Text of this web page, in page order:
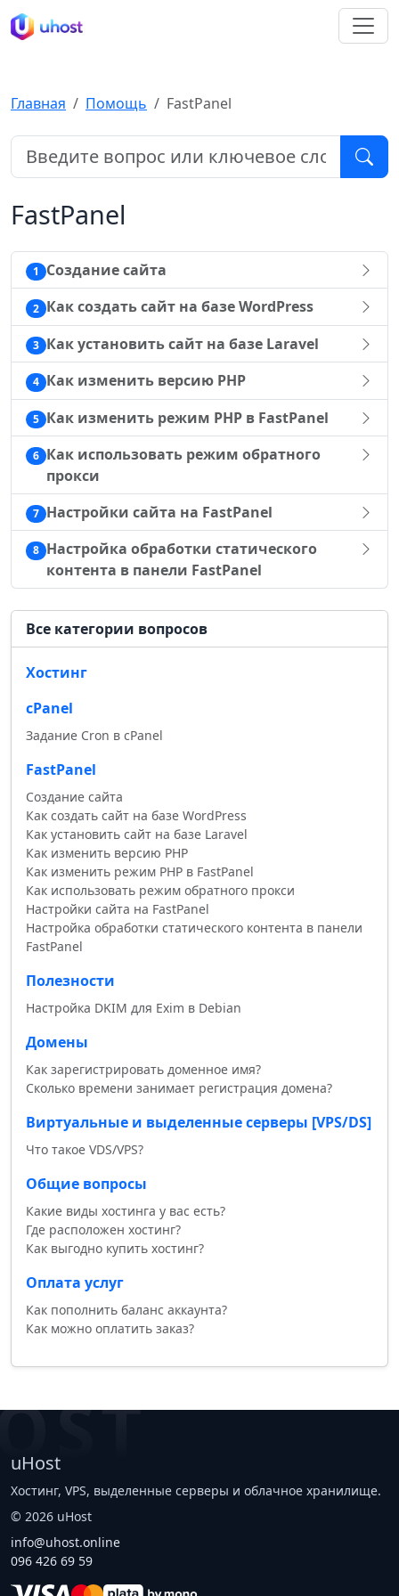
Главная Помощь FastPanel
FastPanel
1 Создание сайта
2 Как создать сайт на базе WordPress
3 Как установить сайт на базе Laravel
4 Как изменить версию PHP
5 Как изменить режим PHP в FastPanel
6 Как использовать режим обратного
прокси
7 Настройки сайта на FastPanel
8 Настройка обработки статического
контента в панели FastPanel
Все категории вопросов
Хостинг
cPanel
Задание Cron в cPanel
FastPanel
Создание сайта
Как создать сайт на базе WordPress
Как установить сайт на базе Laravel
Как изменить версию PHP
Как изменить режим PHP в FastPanel
Как использовать режим обратного прокси
Настройки сайта на FastPanel
Настройка обработки статического контента в панели
FastPanel
Полезности
Настройка DKIM для Exim в Debian
Домены
Как зарегистрировать доменное имя?
Сколько времени занимает регистрация домена?
Виртуальные и выделенные серверы [VPS/DS]
Что такое VDS/VPS?
Общие вопросы
Какие виды хостинга у вас есть?
Где расположен хостинг?
Как выгодно купить хостинг?
Оплата услуг
Как пополнить баланс аккаунта?
Как можно оплатить заказ?
uHost
Хостинг, VPS, выделенные серверы и облачное хранилище.
© 2026 uHost
info@uhost.online
096 426 69 59